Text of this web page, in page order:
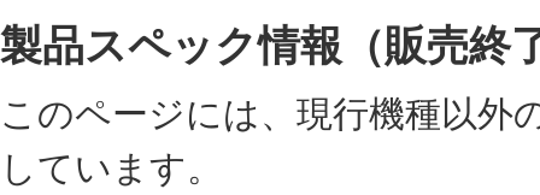
製品スペック情報（販売終
このページには、現行機種以外
しています。